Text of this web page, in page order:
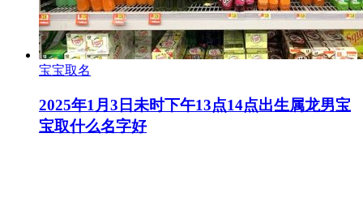
宝宝取名
2025年1月3日未时下午13点14点出生属龙男宝
宝取什么名字好